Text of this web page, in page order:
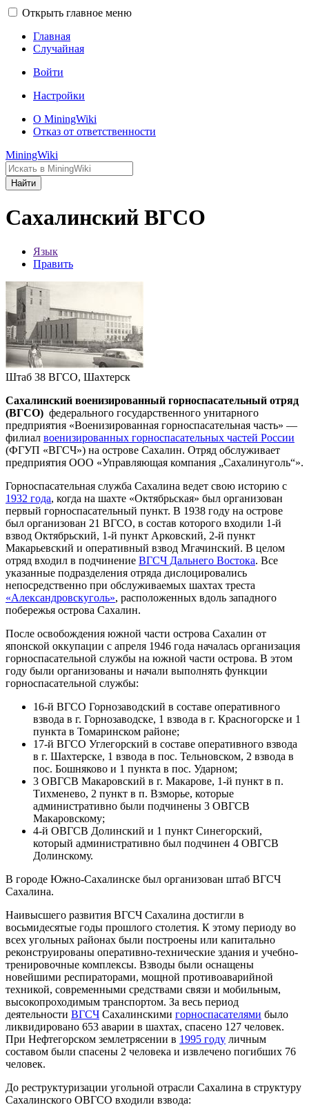
Открыть главное меню
Главная
Случайная
Войти
Настройки
О MiningWiki
Отказ от ответственности
MiningWiki
Найти
Сахалинский ВГСО
Язык
Править
Штаб 38 ВГСО, Шахтерск
Сахалинский военизированный горноспасательный отряд
(ВГСО) федерального государственного унитарного
предприятия «Военизированная горноспасательная часть» —
филиал военизированных горноспасательных частей России
(ФГУП «ВГСЧ») на острове Сахалин. Отряд обслуживает
предприятия ООО «Управляющая компания „Сахалинуголь“».
Горноспасательная служба Сахалина ведет свою историю с
1932 года, когда на шахте «Октябрьская» был организован
первый горноспасательный пункт. В 1938 году на острове
был организован 21 ВГСО, в состав которого входили 1-й
взвод Октябрьский, 1-й пункт Арковский, 2-й пункт
Макарьевский и оперативный взвод Мгачинский. В целом
отряд входил в подчинение ВГСЧ Дальнего Востока. Все
указанные подразделения отряда дислоцировались
непосредственно при обслуживаемых шахтах треста
«Александровскуголь», расположенных вдоль западного
побережья острова Сахалин.
После освобождения южной части острова Сахалин от
японской оккупации с апреля 1946 года началась организация
горноспасательной службы на южной части острова. В этом
году были организованы и начали выполнять функции
горноспасательной службы:
16-й ВГСО Горнозаводский в составе оперативного
взвода в г. Горнозаводске, 1 взвода в г. Красногорске и 1
пункта в Томаринском районе;
17-й ВГСО Углегорский в составе оперативного взвода
в г. Шахтерске, 1 взвода в пос. Тельновском, 2 взвода в
пос. Бошняково и 1 пункта в пос. Ударном;
3 ОВГСВ Макаровский в г. Макарове, 1-й пункт в п.
Тихменево, 2 пункт в п. Взморье, которые
административно были подчинены 3 ОВГСВ
Макаровскому;
4-й ОВГСВ Долинский и 1 пункт Синегорский,
который административно был подчинен 4 ОВГСВ
Долинскому.
В городе Южно-Сахалинске был организован штаб ВГСЧ
Сахалина.
Наивысшего развития ВГСЧ Сахалина достигли в
восьмидесятые годы прошлого столетия. К этому периоду во
всех угольных районах были построены или капитально
реконструированы оперативно-технические здания и учебно-
тренировочные комплексы. Взводы были оснащены
новейшими респираторами, мощной противоаварийной
техникой, современными средствами связи и мобильным,
высокопроходимым транспортом. За весь период
деятельности ВГСЧ Сахалинскими горноспасателями было
ликвидировано 653 аварии в шахтах, спасено 127 человек.
При Нефтегорском землетрясении в 1995 году личным
составом были спасены 2 человека и извлечено погибших 76
человек.
До реструктуризации угольной отрасли Сахалина в структуру
Сахалинского ОВГСО входили взвода: